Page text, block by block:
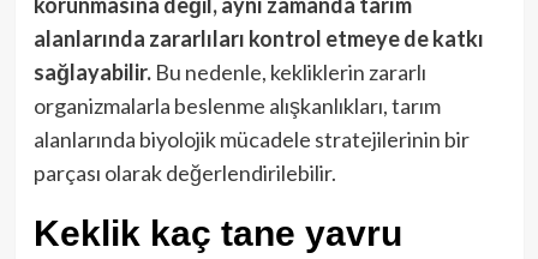
alanlarında zararlıları kontrol etmeye de katkı
sağlayabilir.Bu nedenle, kekliklerin zararlı
organizmalarla beslenme alışkanlıkları, tarım
alanlarında biyolojik mücadele stratejilerinin bir
parçası olarak değerlendirilebilir.
Keklik kaç tane yavru